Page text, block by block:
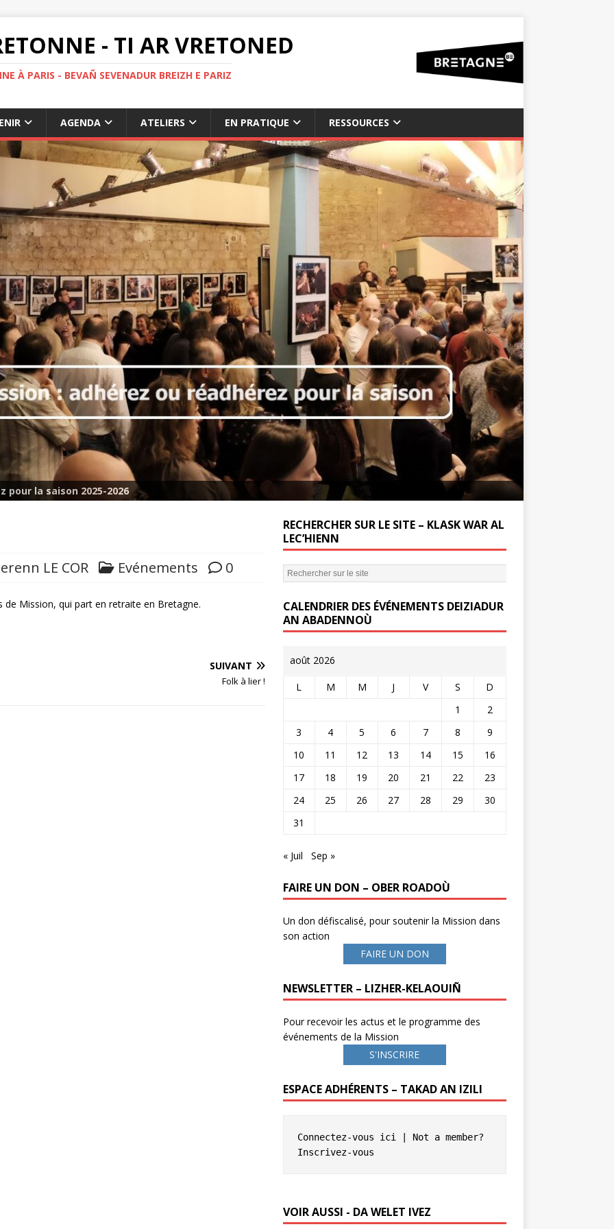
- TI AR VRETONED
À PARIS - BEVAÑ SEVENADUR BREIZH E PARIZ
AGENDA ATELIERS EN PRATIQUE RESSOURCES
pour la saison 2025-2026
LE COR Evénements 0
Mission, qui part en retraite en Bretagne.
SUIVANT
Folk à lier !
RECHERCHER SUR LE SITE – KLASK WAR AL
LEC’HIENN
CALENDRIER DES ÉVÉNEMENTS DEIZIADUR
AN ABADENNOÙ
août 2026
L M M J V S
D
1
2
3
4 5 6 7 8
9
10
11 12 13 14 15
16
17
18 19 20 21 22
23
24
25 26 27 28 29
30
31
« Juil Sep »
FAIRE UN DON – OBER ROADOÙ
Un don défiscalisé, pour soutenir la Mission dans
son action
FAIRE UN DON
NEWSLETTER – LIZHER-KELAOUIÑ
Pour recevoir les actus et le programme des
événements de la Mission
S'INSCRIRE
ESPACE ADHÉRENTS – TAKAD AN IZILI
Connectez-vous ici
Inscrivez-vous
VOIR AUSSI - DA WELET IVEZ